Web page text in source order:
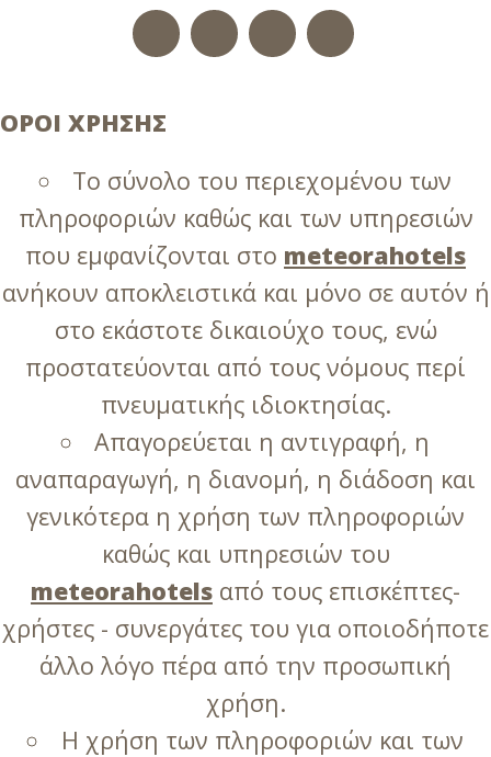
ΟΡΟΙ ΧΡΗΣΗΣ
Το σύνολο του περιεχομένου των
πληροφοριών καθώς και των υπηρεσιών
που εμφανίζονται στο meteorahotels
ανήκουν αποκλειστικά και μόνο σε αυτόν ή
στο εκάστοτε δικαιούχο τους, ενώ
προστατεύονται από τους νόμους περί
πνευματικής ιδιοκτησίας.
Απαγορεύεται η αντιγραφή, η
αναπαραγωγή, η διανομή, η διάδοση και
γενικότερα η χρήση των πληροφοριών
καθώς και υπηρεσιών του
meteorahotels από τους επισκέπτες-
χρήστες - συνεργάτες του για οποιοδήποτε
άλλο λόγο πέρα από την προσωπική
χρήση.
Η χρήση των πληροφοριών και των